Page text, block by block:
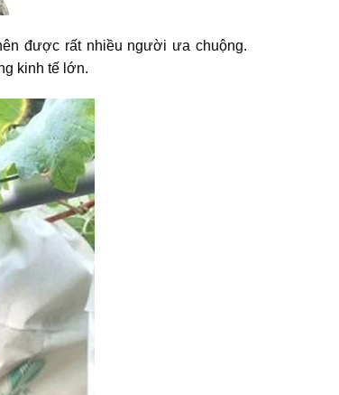
được rất nhiều người ưa chuộng.
kinh tế lớn.